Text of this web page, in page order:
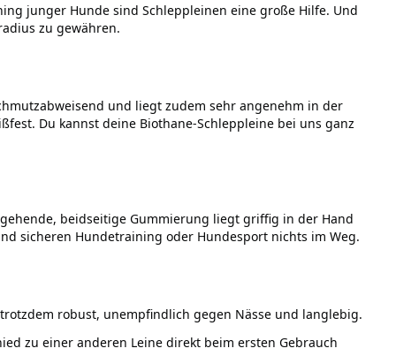
junger Hunde sind Schleppleinen eine große Hilfe. Und
zu gewähren.
und liegt zudem sehr angenehm in der
Du kannst deine Biothane-Schleppleine bei uns ganz
beidseitige Gummierung liegt griffig in der Hand
sicheren Hundetraining oder Hundesport nichts im Weg.
robust, unempfindlich gegen Nässe und langlebig.
zu einer anderen Leine direkt beim ersten Gebrauch